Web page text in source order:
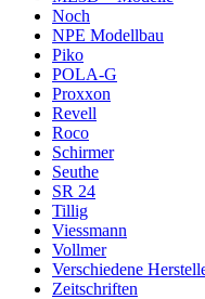
Noch
NPE Modellbau
Piko
POLA-G
Proxxon
Revell
Roco
Schirmer
Seuthe
SR 24
Tillig
Viessmann
Vollmer
Verschiedene
Zeitschriften